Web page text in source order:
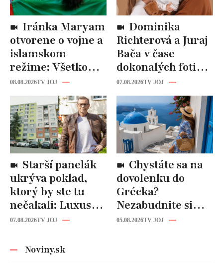
otvorene o vojne a
islamskom
režime: Všetko
tam riadi
propaganda, ľudí
zabíjajú na
uliciach
08.08.2026TV JOJ
Richterová a Juraj
Bača v čase
dokonalých fotiek
pripomínajú
dôležitú vec:
Slováci ich za to
milujú!
07.08.2026TV JOJ
ukrýva poklad,
ktorý by ste tu
nečakali: Luxusná
kuchyňa aj
novostavby!
07.08.2026TV JOJ
dovolenku do
Grécka?
Nezabudnite si
odtiaľ uloviť tieto
05.08.2026TV JOJ
Noviny.sk